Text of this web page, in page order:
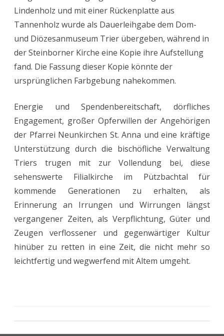
Lindenholz und mit einer Rückenplatte aus
Tannenholz wurde als Dauerleihgabe dem Dom-
und Diözesanmuseum Trier übergeben, während in
der Steinborner Kirche eine Kopie ihre Aufstellung
fand. Die Fassung dieser Kopie könnte der
ursprünglichen Farbgebung nahekommen.
Energie und Spendenbereitschaft, dörfliches
Engagement, großer Opferwillen der Angehörigen
der Pfarrei Neunkirchen St. Anna und eine kräftige
Unterstützung durch die bischöfliche Verwaltung
Triers trugen mit zur Vollendung bei, diese
sehenswerte Filialkirche im Pützbachtal für
kommende Generationen zu erhalten, als
Erinnerung an Irrungen und Wirrungen längst
vergangener Zeiten, als Verpflichtung, Güter und
Zeugen verflossener und gegenwärtiger Kultur
hinüber zu retten in eine Zeit, die nicht mehr so
leichtfertig und wegwerfend mit Altem umgeht.